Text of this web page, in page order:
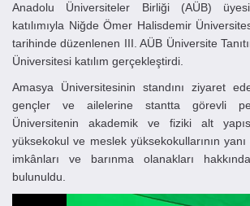
Anadolu Üniversiteler Birliği (AÜB)
katılımıyla Niğde Ömer Halisdemir
tarihinde düzenlenen III. AÜB Üniversite
Üniversitesi katılım gerçekleştirdi.
Amasya Üniversitesinin standını ziyaret
gençler ve ailelerine stantta görevli
Üniversitenin akademik ve fiziki alt
yüksekokul ve meslek yüksekokullarının
imkânları ve barınma olanakları
bulunuldu.